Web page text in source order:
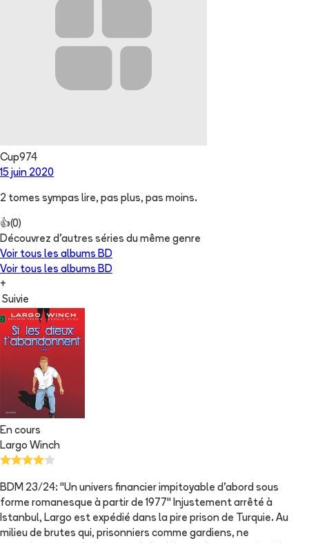
Cup974
15 juin 2020
2 tomes sympas lire, pas plus, pas moins.
👍(0)
Découvrez d'autres séries du même genre
Voir tous les albums BD
Voir tous les albums BD
+
Suivie
En cours
Largo Winch
BDM 23/24: "Un univers financier impitoyable d'abord sous
forme romanesque à partir de 1977" Injustement arrêté à
Istanbul, Largo est expédié dans la pire prison de Turquie. Au
milieu de brutes qui, prisonniers comme gardiens, ne